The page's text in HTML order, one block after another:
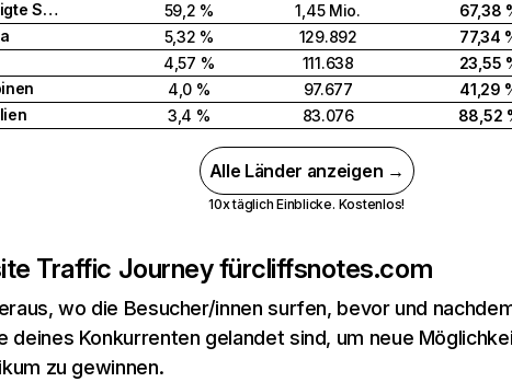
Vereinigte Staaten
59,2 % 1,45 Mio.
67,38
5,32 % 129.892
77,34
4,57 % 111.638
23,55
4,0 % 97.677
41,29
3,4 % 83.076 88,52
Alle Länder anzeigen →
10x täglich Einblicke. Kostenlos!
Traffic Journey fürcliffsnotes.com
wo die Besucher/innen surfen, bevor und
deines Konkurrenten gelandet sind, um neue
zu gewinnen.